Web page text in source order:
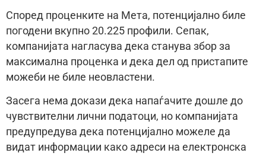
Според проценките на Мета, потенцијално биле
погодени вкупно 20.225 профили. Сепак,
компанијата нагласува дека станува збор за
максимална проценка и дека дел од пристапите
можеби не биле неовластени.
Засега нема докази дека напаѓачите дошле до
чувствителни лични податоци, но компанијата
предупредува дека потенцијално можеле да
видат информации како адреси на електронска